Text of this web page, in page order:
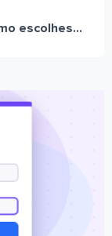
escolhes...